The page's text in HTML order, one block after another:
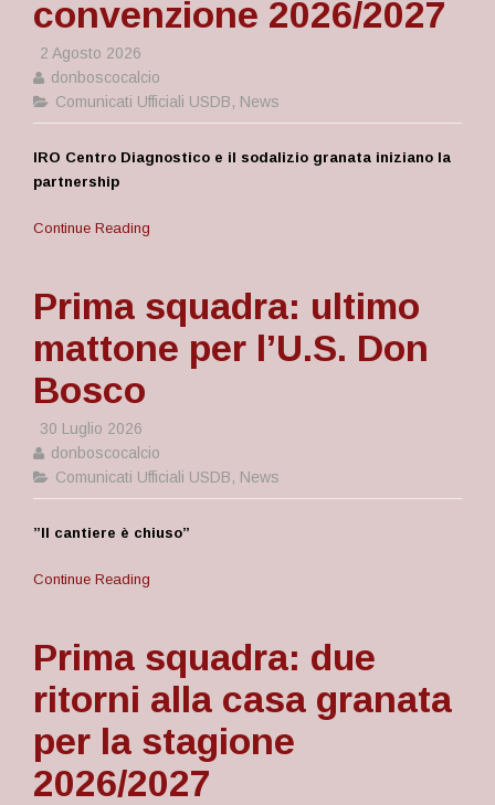
convenzione 2026/2027
2 Agosto 2026
donboscocalcio
Comunicati Ufficiali USDB, News
IRO Centro Diagnostico e il sodalizio granata iniziano la
partnership
Continue Reading
Prima squadra: ultimo
mattone per l’U.S. Don
Bosco
30 Luglio 2026
donboscocalcio
Comunicati Ufficiali USDB, News
”Il cantiere è chiuso”
Continue Reading
Prima squadra: due
ritorni alla casa granata
per la stagione
2026/2027